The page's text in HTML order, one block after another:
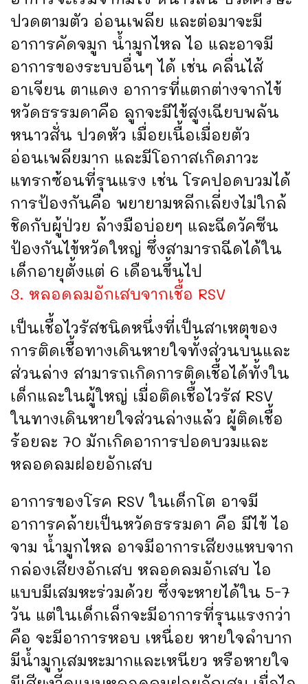
ปวดตามตัว อ่อนเพลีย และต่อมาจะมี
อาการคัดจมูก น้ำมูกไหล ไอ และอาจมี
อาการของระบบอื่นๆ ได้ เช่น คลื่นไส้
อาเจียน ตาแดง อาการที่แตกต่างจากไข้
หวัดธรรมดาคือ ลูกจะมีไข้สูงเฉียบพลัน
หนาวสั่น ปวดหัว เมื่อยเนื้อเมื่อยตัว
อ่อนเพลียมาก และมีโอกาสเกิดภาวะ
แทรกซ้อนที่รุนแรง เช่น โรคปอดบวมได้
การป้องกันคือ พยายามหลีกเลี่ยงไม่ใกล้
ชิดกับผู้ป่วย ล้างมือบ่อยๆ และฉีดวัคซีน
ป้องกันไข้หวัดใหญ่ ซึ่งสามารถฉีดได้ใน
เด็กอายุตั้งแต่ 6 เดือนขึ้นไป
3. หลอดลมอักเสบจากเชื้อ RSV
เป็นเชื้อไวรัสชนิดหนึ่งที่เป็นสาเหตุของ
การติดเชื้อทางเดินหายใจทั้งส่วนบนและ
ส่วนล่าง สามารถเกิดการติดเชื้อได้ทั้งใน
เด็กและในผู้ใหญ่ เมื่อติดเชื้อไวรัส RSV
ในทางเดินหายใจส่วนล่างแล้ว ผู้ติดเชื้อ
ร้อยละ 70 มักเกิดอาการปอดบวมและ
หลอดลมฝอยอักเสบ
อาการของโรค RSV ในเด็กโต อาจมี
อาการคล้ายเป็นหวัดธรรมดา คือ มีไข้ ไอ
จาม น้ำมูกไหล อาจมีอาการเสียงแหบจาก
กล่องเสียงอักเสบ หลอดลมอักเสบ ไอ
แบบมีเสมหะร่วมด้วย ซึ่งจะหายได้ใน 5-7
วัน แต่ในเด็กเล็กจะมีอาการที่รุนแรงกว่า
คือ จะมีอาการหอบ เหนื่อย หายใจลำบาก
มีน้ำมูกเสมหะมากและเหนียว หรือหายใจ